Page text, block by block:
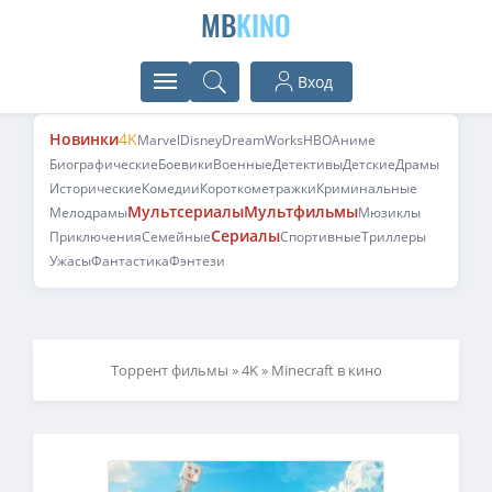
MBKINO
Вход
Новинки4KMarvelDisneyDreamWorksHBOАниме
БиографическиеБоевикиВоенныеДетективыДетскиеДрамы
ИсторическиеКомедииКороткометражкиКриминальные
МелодрамыМультсериалыМультфильмыМюзиклы
ПриключенияСемейныеСериалыСпортивныеТриллеры
УжасыФантастикаФэнтези
Торрент фильмы »4K» Minecraft в кино